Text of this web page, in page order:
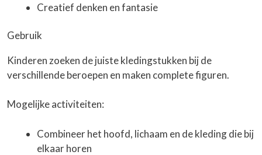
Creatief denken en fantasie
Gebruik
Kinderen zoeken de juiste kledingstukken bij de
verschillende beroepen en maken complete figuren.
Mogelijke activiteiten:
Combineer het hoofd, lichaam en de kleding die bij
elkaar horen